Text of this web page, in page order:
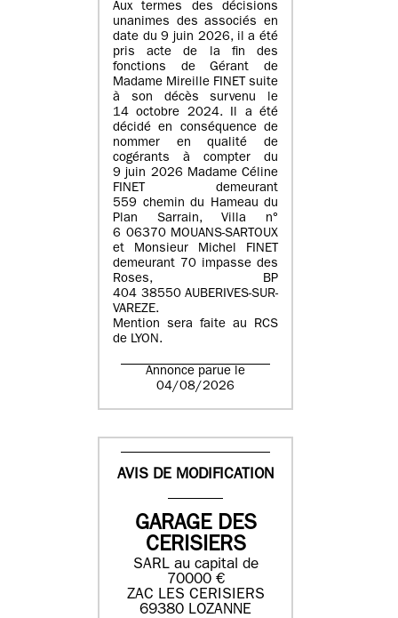
Aux termes des décisions
unanimes des associés en
date du 9 juin 2026, il a été
pris acte de la fin des
fonctions de Gérant de
Madame Mireille FINET suite
à son décès survenu le
14 octobre 2024. Il a été
décidé en conséquence de
nommer en qualité de
cogérants à compter du
9 juin 2026 Madame Céline
FINET demeurant
559 chemin du Hameau du
Plan Sarrain, Villa n°
6 06370 MOUANS-SARTOUX
et Monsieur Michel FINET
demeurant 70 impasse des
Roses, BP
404 38550 AUBERIVES-SUR-
VAREZE.
Mention sera faite au RCS
de LYON.
Annonce parue le
04/08/2026
AVIS DE MODIFICATION
GARAGE DES
CERISIERS
SARL au capital de
70000 €
ZAC LES CERISIERS
69380 LOZANNE